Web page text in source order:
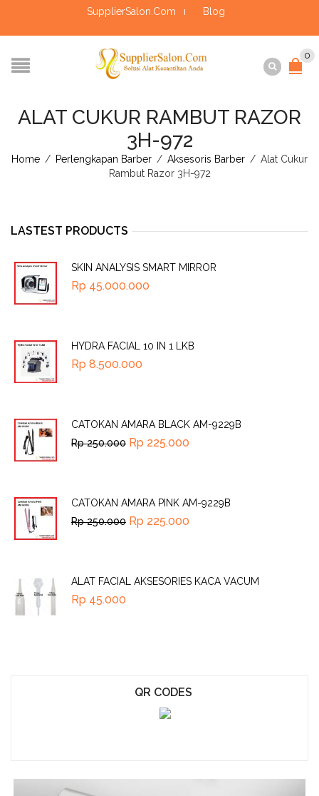
SupplierSalon.Com Blog
0
ALAT CUKUR RAMBUT RAZOR
3H-972
Home / Perlengkapan Barber / Aksesoris Barber / Alat Cukur
Rambut Razor 3H-972
LASTEST PRODUCTS
SKIN ANALYSIS SMART MIRROR
Rp 45.000.000
HYDRA FACIAL 10 IN 1 LKB
Rp 8.500.000
CATOKAN AMARA BLACK AM-9229B
Rp250.000 Rp 225.000
CATOKAN AMARA PINK AM-9229B
Rp250.000 Rp 225.000
ALAT FACIAL AKSESORIES KACA VACUM
Rp 45.000
QR CODES